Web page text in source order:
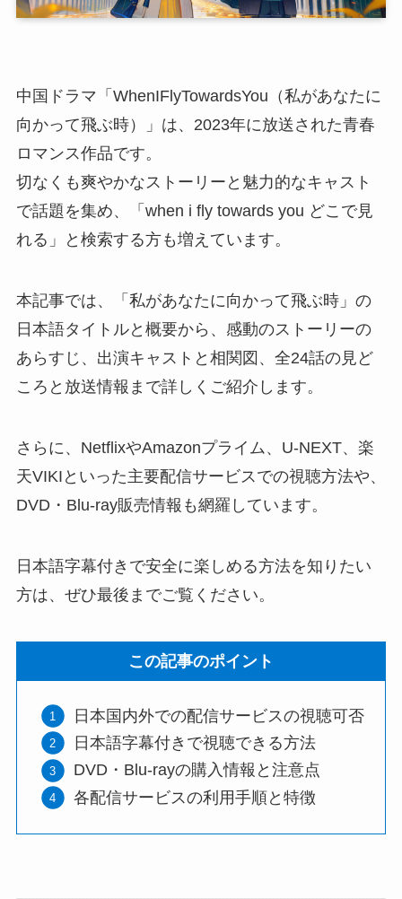
中国ドラマ「WhenIFlyTowardsYou（私があなたに
向かって飛ぶ時）」は、2023年に放送された青春
ロマンス作品です。
切なくも爽やかなストーリーと魅力的なキャスト
で話題を集め、「when i fly towards you どこで見
れる」と検索する方も増えています。
本記事では、「私があなたに向かって飛ぶ時」の
日本語タイトルと概要から、感動のストーリーの
あらすじ、出演キャストと相関図、全24話の見ど
ころと放送情報まで詳しくご紹介します。
さらに、NetflixやAmazonプライム、U-NEXT、楽
天VIKIといった主要配信サービスでの視聴方法や、
DVD・Blu-ray販売情報も網羅しています。
日本語字幕付きで安全に楽しめる方法を知りたい
方は、ぜひ最後までご覧ください。
この記事のポイント
日本国内外での配信サービスの視聴可否
日本語字幕付きで視聴できる方法
DVD・Blu-rayの購入情報と注意点
各配信サービスの利用手順と特徴